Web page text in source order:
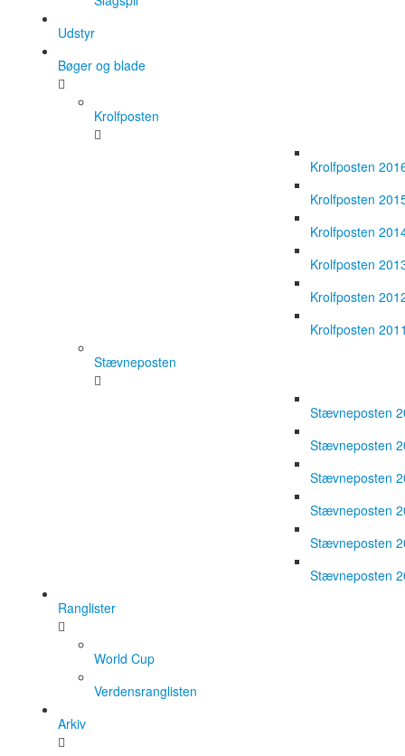
Udstyr
Bøger og blade
Krolfposten
Krolfposten
Krolfposten
Krolfposten
Krolfposten
Krolfposten
Krolfposten
Stævneposten
Stævneposten
Stævneposten
Stævneposten
Stævneposten
Stævneposten
Stævneposten
Ranglister
World Cup
Verdensranglisten
Arkiv